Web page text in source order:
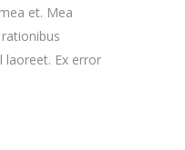
et. Mea
laoreet. Ex error